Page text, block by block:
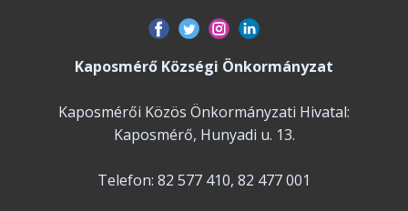
Kaposmérő Községi Önkormányzat
Kaposmérői Közös Önkormányzati Hivatal:
Kaposmérő, Hunyadi u. 13.
Telefon: 82 577 410, 82 477 001